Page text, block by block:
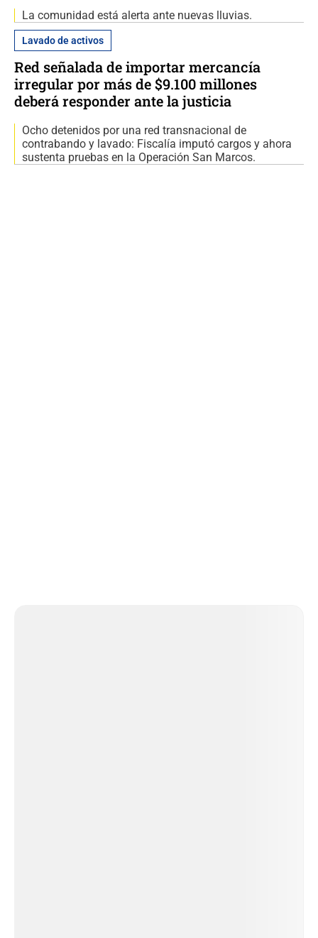
La comunidad está alerta ante nuevas lluvias.
Lavado de activos
Red señalada de importar mercancía
irregular por más de $9.100 millones
deberá responder ante la justicia
Ocho detenidos por una red transnacional de
contrabando y lavado: Fiscalía imputó cargos y ahora
sustenta pruebas en la Operación San Marcos.